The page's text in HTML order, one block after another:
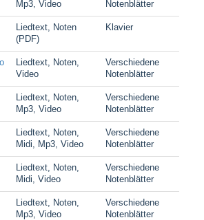
Mp3, Video
Notenblätter
Liedtext, Noten
(PDF)
Klavier
Liedtext, Noten,
Video
Verschiedene
Notenblätter
Liedtext, Noten,
Mp3, Video
Verschiedene
Notenblätter
Liedtext, Noten,
Midi, Mp3, Video
Verschiedene
Notenblätter
Liedtext, Noten,
Midi, Video
Verschiedene
Notenblätter
Liedtext, Noten,
Mp3, Video
Verschiedene
Notenblätter